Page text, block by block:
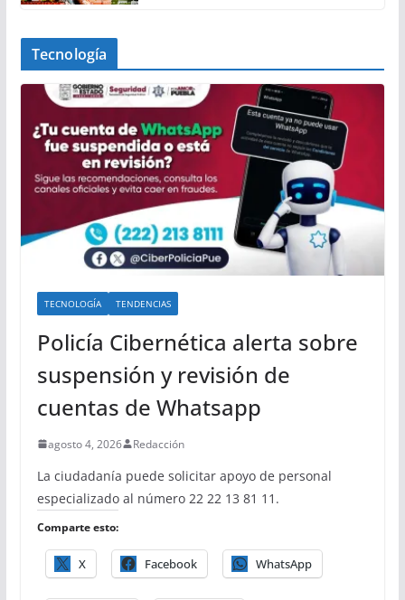
Tecnología
TECNOLOGÍA TENDENCIAS
Policía Cibernética alerta sobre
suspensión y revisión de
cuentas de Whatsapp
agosto 4, 2026 Redacción
La ciudadanía puede solicitar apoyo de personal
especializado al número 22 22 13 81 11.
Comparte esto:
X Facebook WhatsApp